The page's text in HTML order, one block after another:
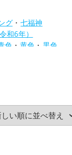
グ
七福神
和6年）
色 黄色
黒色